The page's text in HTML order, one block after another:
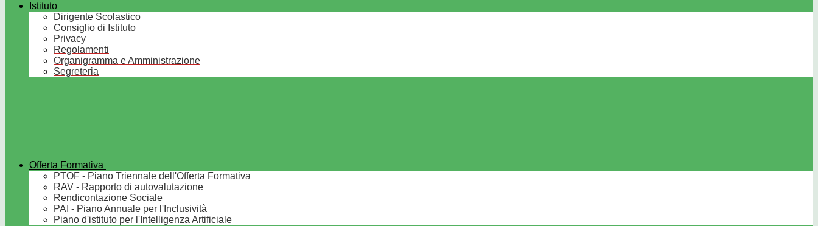
Istituto
Dirigente Scolastico
Consiglio di Istituto
Privacy
Regolamenti
Organigramma e Amministrazione
Segreteria
Offerta Formativa
PTOF - Piano Triennale dell'Offerta Formativa
RAV - Rapporto di autovalutazione
Rendicontazione Sociale
PAI - Piano Annuale per l'Inclusività
Piano d'istituto per l'Intelligenza Artificiale